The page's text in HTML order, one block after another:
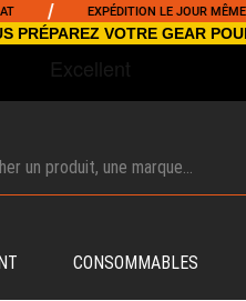
/ EXPÉDITION LE JOUR MÊME /
PRÉPAREZ VOTRE GEAR
CONSOMMABLES